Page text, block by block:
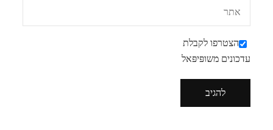
הצטרפו לקבלת
עדכונים משופּיפּאל